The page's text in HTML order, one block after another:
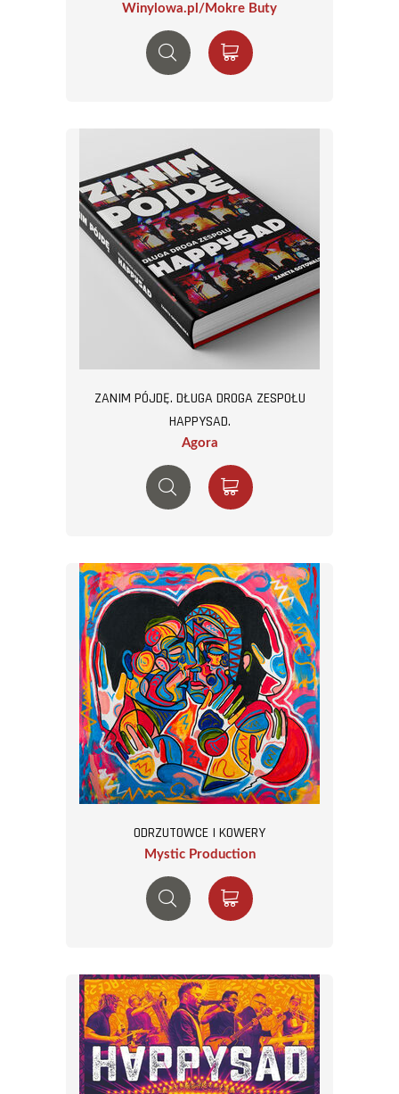
Winylowa.pl/Mokre Buty
ZANIM PÓJDĘ. DŁUGA DROGA ZESPOŁU
HAPPYSAD.
Agora
ODRZUTOWCE I KOWERY
Mystic Production